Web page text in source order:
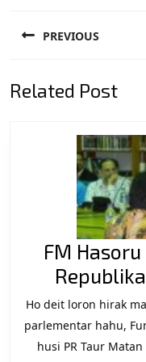
navigation
PREVIOUS
post:
Related Post
FM
Ho deit loron hirak
parlementar hahu,
husi PR Taur